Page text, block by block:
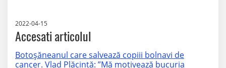
2022-04-15
Accesati articolul
Botoșăneanul care salvează copiii bolnavi de
cancer. Vlad Plăcintă: ”Mă motivează bucuria